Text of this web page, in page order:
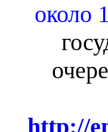
около
http://